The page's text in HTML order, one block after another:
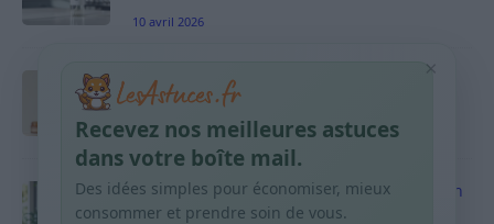
10 avril 2026
Taches pigmentaires : routine simple +
habitudes qui aident
9 avril 2026
Produits ménagers : comment économiser en
courses sans acheter 10 sprays
×
Recevez nos meilleures astuces
dans votre boîte mail.
Des idées simples pour économiser, mieux
consommer et prendre soin de vous.